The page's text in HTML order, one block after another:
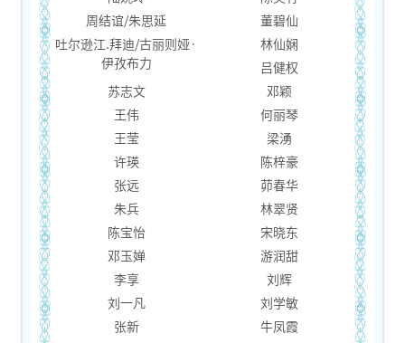
周结谊/朱思延
董碧仙
吐尔逊江.拜迪/古丽则娅·
伊孜布力
林仙娴
吕健权
苏志文
邓颖
王伟
何丽琴
王莹
梁湧
许瑛
陈梓豪
张远
茆春华
朱兵
林翠贤
陈宝怡
宋晓东
邓玉婵
游润甜
李享
刘辉
刘一凡
刘学敏
张新
牛凤霞